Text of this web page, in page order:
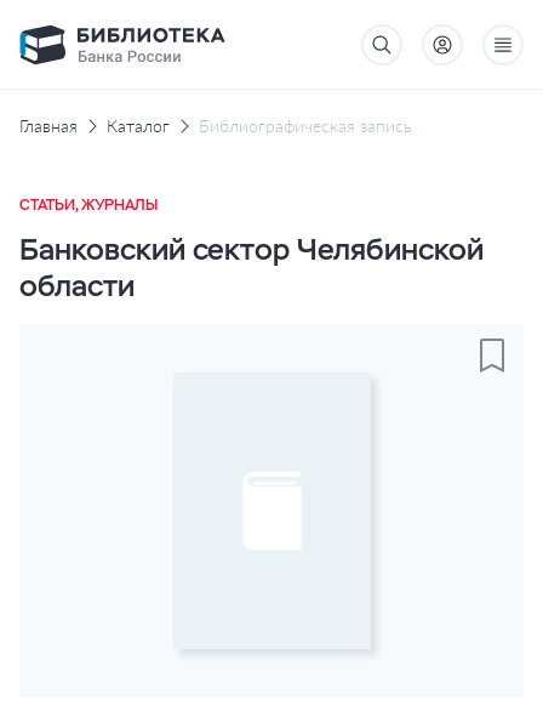
Главная Каталог Библиографическая запись
СТАТЬИ, ЖУРНАЛЫ
Банковский сектор Челябинской
области